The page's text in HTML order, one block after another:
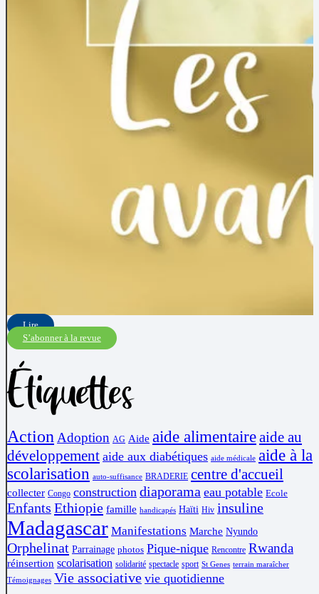
Lire
S’abonner à la revue
Étiquettes
Action Adoption AG Aide aide alimentaireaide au
développement aide aux diabétiques aide médicale aide à la
scolarisation auto-suffisance BRADERIE centre d'accueil
collecter Congo construction diaporama eau potable Ecole
Enfants Ethiopie famille handicapés Haïti Hiv insuline
Madagascar Manifestations Marche Nyundo
Orphelinat Parrainage photos Pique-nique Rencontre Rwanda
réinsertion scolarisation solidarité spectacle sport St Genes terrain maraîcher
Témoignages Vie associative vie quotidienne